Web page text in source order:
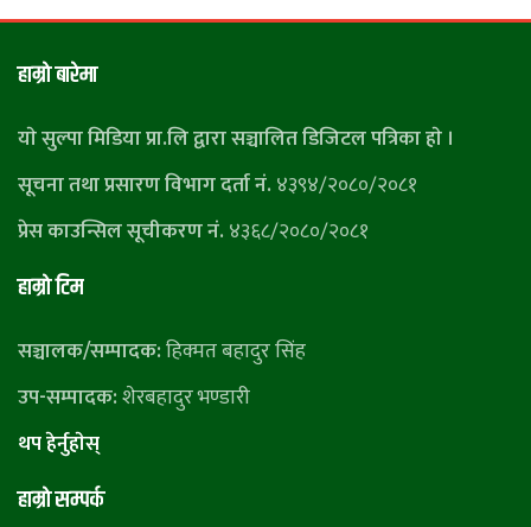
हाम्राे बारेमा
याे सुल्पा मिडिया प्रा.लि द्वारा सञ्चालित डिजिटल पत्रिका हाे ।
सूचना तथा प्रसारण विभाग दर्ता नं. ४३९४/२०८०/२०८१
प्रेस काउन्सिल सूचीकरण नं. ४३६८/२०८०/२०८१
हाम्राे टिम
सञ्चालक/सम्पादक:हिक्मत बहादुर सिंह
उप-सम्पादक:शेरबहादुर भण्डारी
थप हेर्नुहाेस्
हाम्राे सम्पर्क